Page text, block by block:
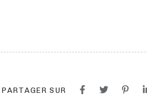
PARTAGER SUR